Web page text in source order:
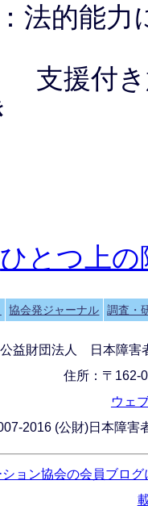
法的能力
付き意
ひとつ上の
協会発ジャーナル 調査・
公益財団法人 日本障害
住所：〒162-
ウェ
2016 (公財)日本障
ョン協会の会員ブロ